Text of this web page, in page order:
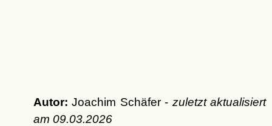
Autor: Joachim Schäfer - zuletzt aktualisiert
am 09.03.2026